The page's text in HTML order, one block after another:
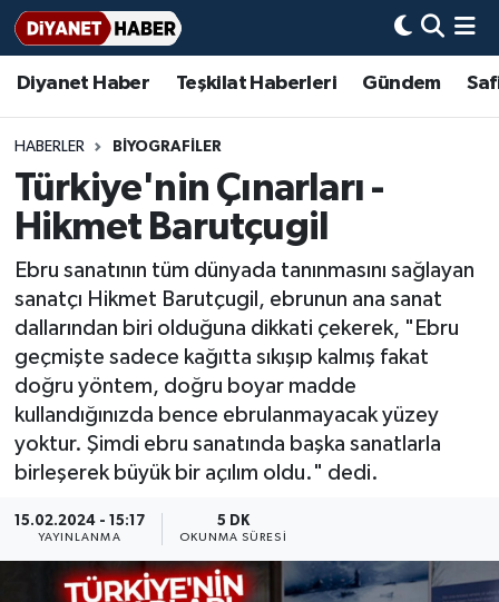
Diyanet Haber Teşkilat Haberleri Gündem
HABERLER BIYOGRAFILER
Türkiye'nin Çınarları -
Hikmet Barutçugil
Ebru sanatının tüm dünyada tanınmasını sağlayan
sanatçı Hikmet Barutçugil, ebrunun ana sanat
dallarından biri olduğuna dikkati çekerek, "Ebru
geçmişte sadece kağıtta sıkışıp kalmış fakat
doğru yöntem, doğru boyar madde
kullandığınızda bence ebrulanmayacak yüzey
yoktur. Şimdi ebru sanatında başka sanatlarla
birleşerek büyük bir açılım oldu." dedi.
15.02.2024 - 15:17
YAYINLANMA
5 DK
OKUNMA SÜRESI
Diyanet Haber
Teşkilat Haberleri
Adana Müftülüğü
Adıyaman Müftülüğü
Afyonkarahisar Müftülüğü
Aksaray Müftülüğü
Amasya Müftülüğü
Ankara Müftülüğü
Antalya Müftülüğü
Ardahan Müftülüğü
Artvin Müftülüğü
Gündem
Bir Ayet
Bir Hikaye
Biyografiler
Diyanet Bilgi
Diyanet Takvimi
Dualar
Hadislerle İslam
Kudüs
Kurban
Basında Bugün
DİYANET eKİTAP
Diyanet Dergi
Aile Dergisi
Aylık Dergi
TDV
Hutbeler
DİYANET AKADEMİ
İmam Hatip Okulları
Başmakale
Hadis-i Şerifler
Hayat Okumaları
Nöbetçi Eczaneler
Hava Durumu
Ankara Namaz Vakitleri
Süper Lig Puan Durumu ve Fikstür
Tüm Manşetler
Son Dakika Haberleri
Haber Arşivi